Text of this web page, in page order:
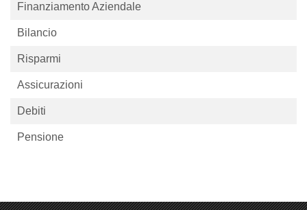
Finanziamento Aziendale
Bilancio
Risparmi
Assicurazioni
Debiti
Pensione